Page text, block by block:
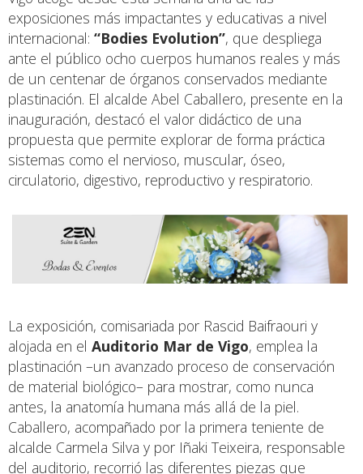
exposiciones más impactantes y educativas a nivel
internacional: “Bodies Evolution”, que despliega
ante el público ocho cuerpos humanos reales y más
de un centenar de órganos conservados mediante
plastinación. El alcalde Abel Caballero, presente en la
inauguración, destacó el valor didáctico de una
propuesta que permite explorar de forma práctica
sistemas como el nervioso, muscular, óseo,
circulatorio, digestivo, reproductivo y respiratorio.
La exposición, comisariada por Rascid Baifraouri y
alojada en el Auditorio Mar de Vigo, emplea la
plastinación –un avanzado proceso de conservación
de material biológico– para mostrar, como nunca
antes, la anatomía humana más allá de la piel.
Caballero, acompañado por la primera teniente de
alcalde Carmela Silva y por Iñaki Teixeira, responsable
del auditorio, recorrió las diferentes piezas que